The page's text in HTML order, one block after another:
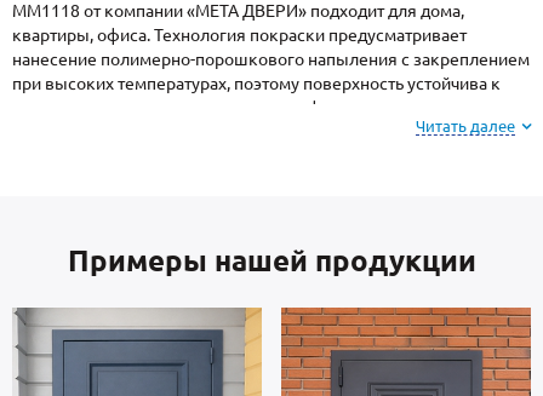
ММ1118 от компании «МЕТА ДВЕРИ» подходит для дома,
квартиры, офиса. Технология покраски предусматривает
нанесение полимерно-порошкового напыления с закреплением
при высоких температурах, поэтому поверхность устойчива к
механическим повреждениям, атмосферным явлениям и
представленных на сайте или из образцов у
замерщика.
Каркас коробки и полотно — сталь российского производства,
Читать далее
Примеры нашей продукции